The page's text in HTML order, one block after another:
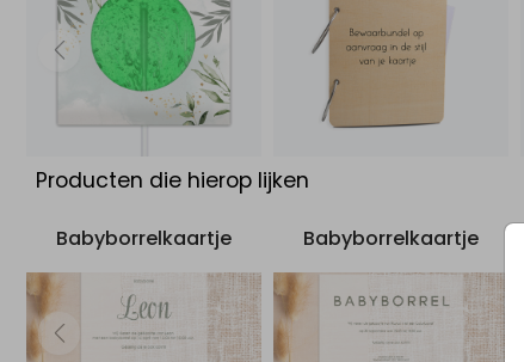
Producten die hierop lijken
Babyborrelkaartje Babyborrelkaartje